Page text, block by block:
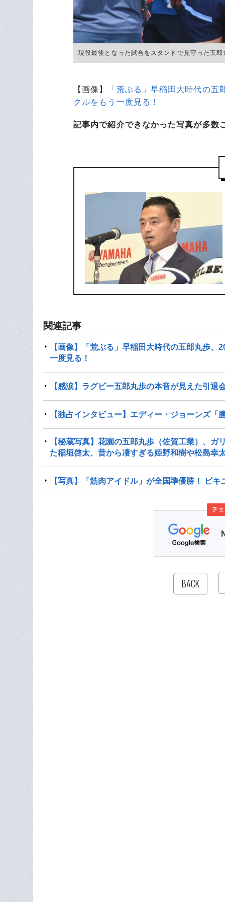
現役最後となった試合をスタンドで見守った
【画像】
「荒ぶる」早稲田大時代の
クルをもう一度見る！
記事内で紹介できなかった写真が多数
関連記事
【画像】「荒ぶる」早稲田大時代の五郎丸歩
一度見る！
【感涙】ラグビー五郎丸歩の本音が見えた引
【独占インタビュー】エディー・ジョーンズ
【秘蔵写真】花園の五郎丸歩（佐賀工業）、
た稲垣啓太、昔から凄すぎる姫野和樹や松島幸
【写真】「筋肉アイドル」が全国準優勝！ ビ
チ
BACK